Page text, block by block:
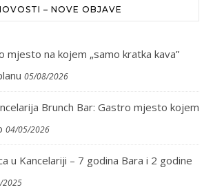
– NOVE OBJAVE
mjesto na kojem „samo kratka kava”
05/08/2026
Brunch Bar: Gastro mjesto kojem
04/05/2026
u Kancelariji – 7 godina Bara i 2 godine
2025